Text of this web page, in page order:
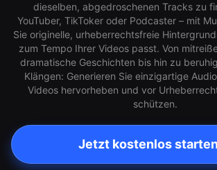
dieselben, abgedroschenen Tracks zu
YouTuber, TikToker oder Podcaster – mit
Sie originelle, urheberrechtsfreie
zum Tempo Ihrer Videos passt. Von
dramatische Geschichten bis hin zu
Klängen: Generieren Sie einzigartige
Videos hervorheben und vor
schützen.
Jetzt kostenlos